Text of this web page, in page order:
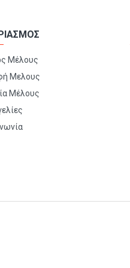
Μέλους
Μελους
Μέλους